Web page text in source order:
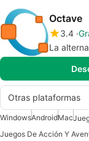
Octave
3.4
La
Otras plataformas
WindowsAndroidMac